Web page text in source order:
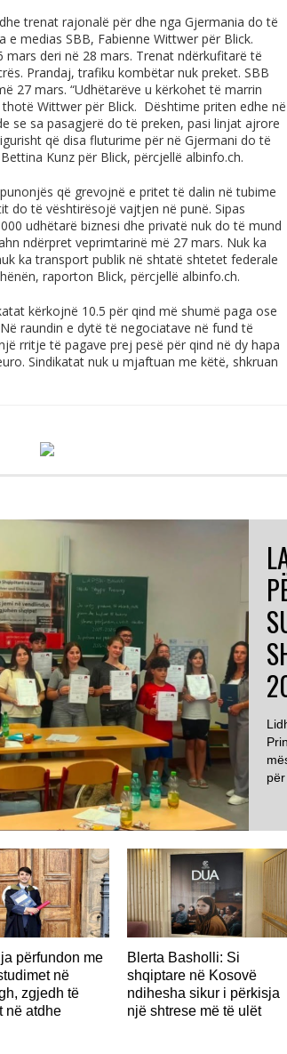
trenat rajonalë për dhe nga Gjermania do të
medias SBB, Fabienne Wittwer për Blick.
deri në 28 mars. Trenat ndërkufitarë të
Prandaj, trafiku kombëtar nuk preket. SBB
27 mars. “Udhëtarëve u kërkohet të marrin
Wittwer për Blick. Dështime priten edhe në
se sa pasagjerë do të preken, pasi linjat ajrore
që disa fluturime për në Gjermani do të
Kunz për Blick, përcjellë albinfo.ch.
që grevojnë e pritet të dalin në tubime
do të vështirësojë vajtjen në punë. Sipas
udhëtarë biznesi dhe privatë nuk do të mund
ndërpret veprimtarinë më 27 mars. Nuk ka
ka transport publik në shtatë shtetet federale
raporton Blick, përcjellë albinfo.ch.
kërkojnë 10.5 për qind më shumë paga ose
raundin e dytë të negociatave në fund të
rritje të pagave prej pesë për qind në dy hapa
Sindikatat nuk u mjaftuan me këtë, shkruan
përfundon me
në
zgjedh të
në atdhe
Blerta Basholli: Si
shqiptare në Kosovë
ndihesha sikur i përkisja
një shtrese më të ulët